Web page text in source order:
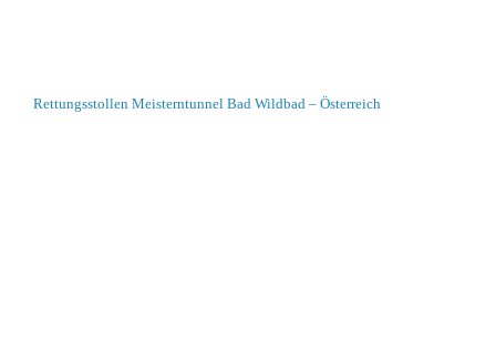
Rettungsstollen Meisterntunnel Bad Wildbad – Österreich